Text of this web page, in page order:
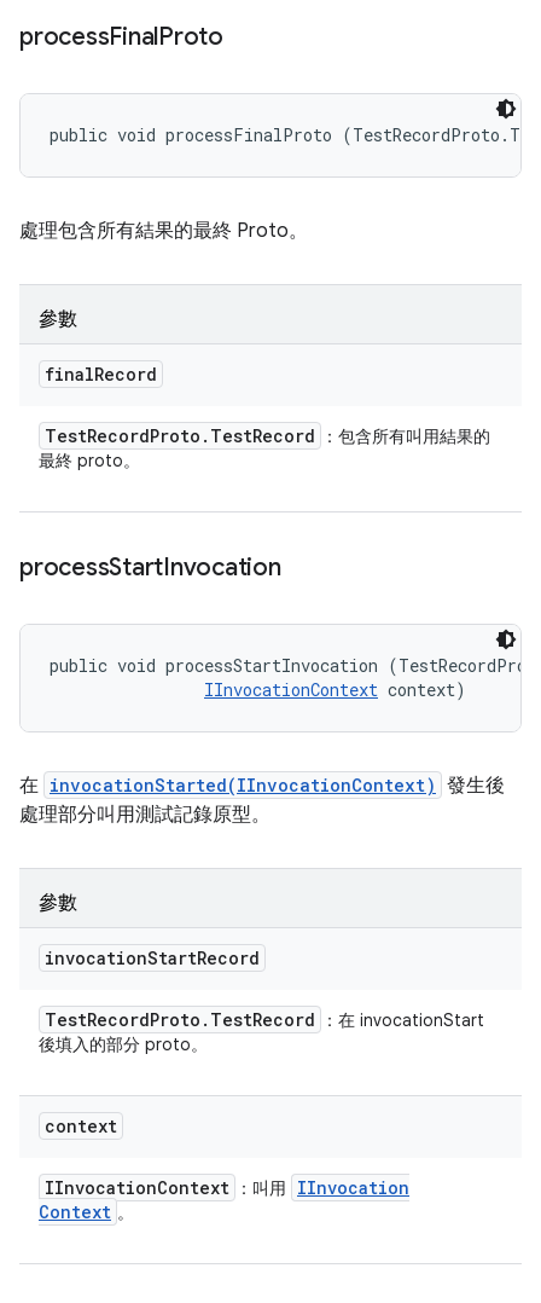
processFinalProto
public void processFinalProto
處理包含所有結果的最終 Proto。
參數
finalRecord
TestRecordProto . TestRecord
：包含所有叫用結果的
最終 proto。
processStartInvocation
public void processStartInvocation
IInvocationContext context)
在 invocationStarted(IInvocationContext) 發生後
處理部分叫用測試記錄原型。
參數
invocationStartRecord
TestRecordProto . TestRecord
：在 invocationStart
後填入的部分 proto。
context
IInvocationContext ：叫用
IInvocation
Context 。